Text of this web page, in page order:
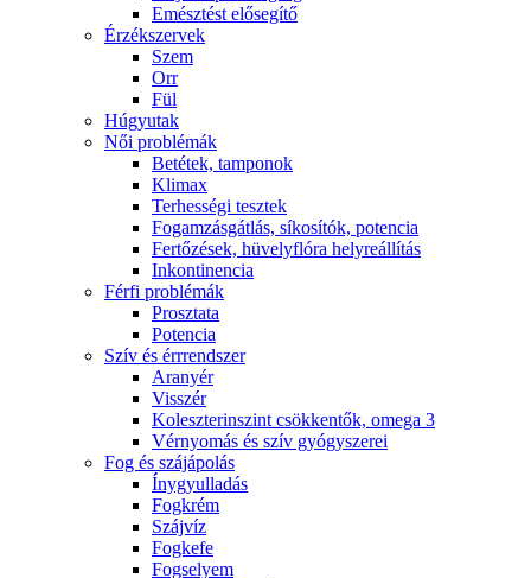
Emésztést elősegítő
Érzékszervek
Szem
Orr
Fül
Húgyutak
Női problémák
Betétek, tamponok
Klimax
Terhességi tesztek
Fogamzásgátlás, síkosítók, potencia
Fertőzések, hüvelyflóra helyreállítás
Inkontinencia
Férfi problémák
Prosztata
Potencia
Szív és érrrendszer
Aranyér
Visszér
Koleszterinszint csökkentők, omega 3
Vérnyomás és szív gyógyszerei
Fog és szájápolás
Í́nygyulladás
Fogkrém
Szájvíz
Fogkefe
Fogselyem